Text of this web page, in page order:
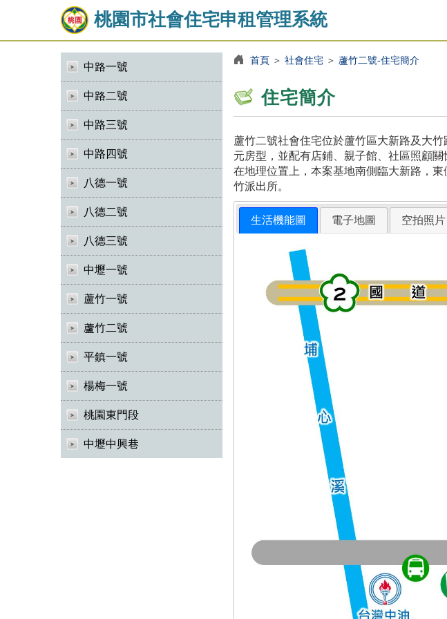
桃園市社會住宅申租管理系統
中路一號
中路二號
中路三號
中路四號
八德一號
八德二號
八德三號
中壢一號
蘆竹一號
蘆竹二號
平鎮一號
楊梅一號
桃園東門段
中壢中興巷
首頁＞ 社會住宅＞ 蘆竹二號-住宅簡介
住宅簡介
蘆竹二號社會住宅位於蘆竹區大新路及大
元房型，並配有店鋪、親子館、社區照顧
在地理位置上，本案基地南側臨大新路，
竹派出所。
生活機能圖 電子地圖 空拍照片